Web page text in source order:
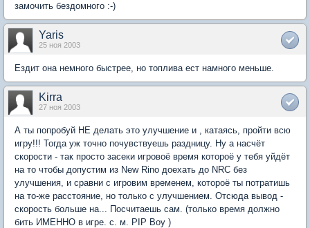
замочить бездомного :-)
Yaris
25 ноя 2003
Ездит она немного быстрее, но топлива ест намного меньше.
Kirra
27 ноя 2003
А ты попробуй НЕ делать это улучшение и , катаясь, пройти всю
игру!!! Тогда уж точно почувствуешь раздницу. Ну а насчёт
скорости - так просто засеки игровоё время котороё у тебя уйдёт
на то чтобы допустим из New Rino доехать до NRC без
улучшения, и сравни с игровим временем, котороё ты потратишь
на то-же расстояние, но только с улучшением. Отсюда вывод -
скорость больше на... Посчитаешь сам. (только время должно
бить ИМЕННО в игре. с. м. PIP Boy )